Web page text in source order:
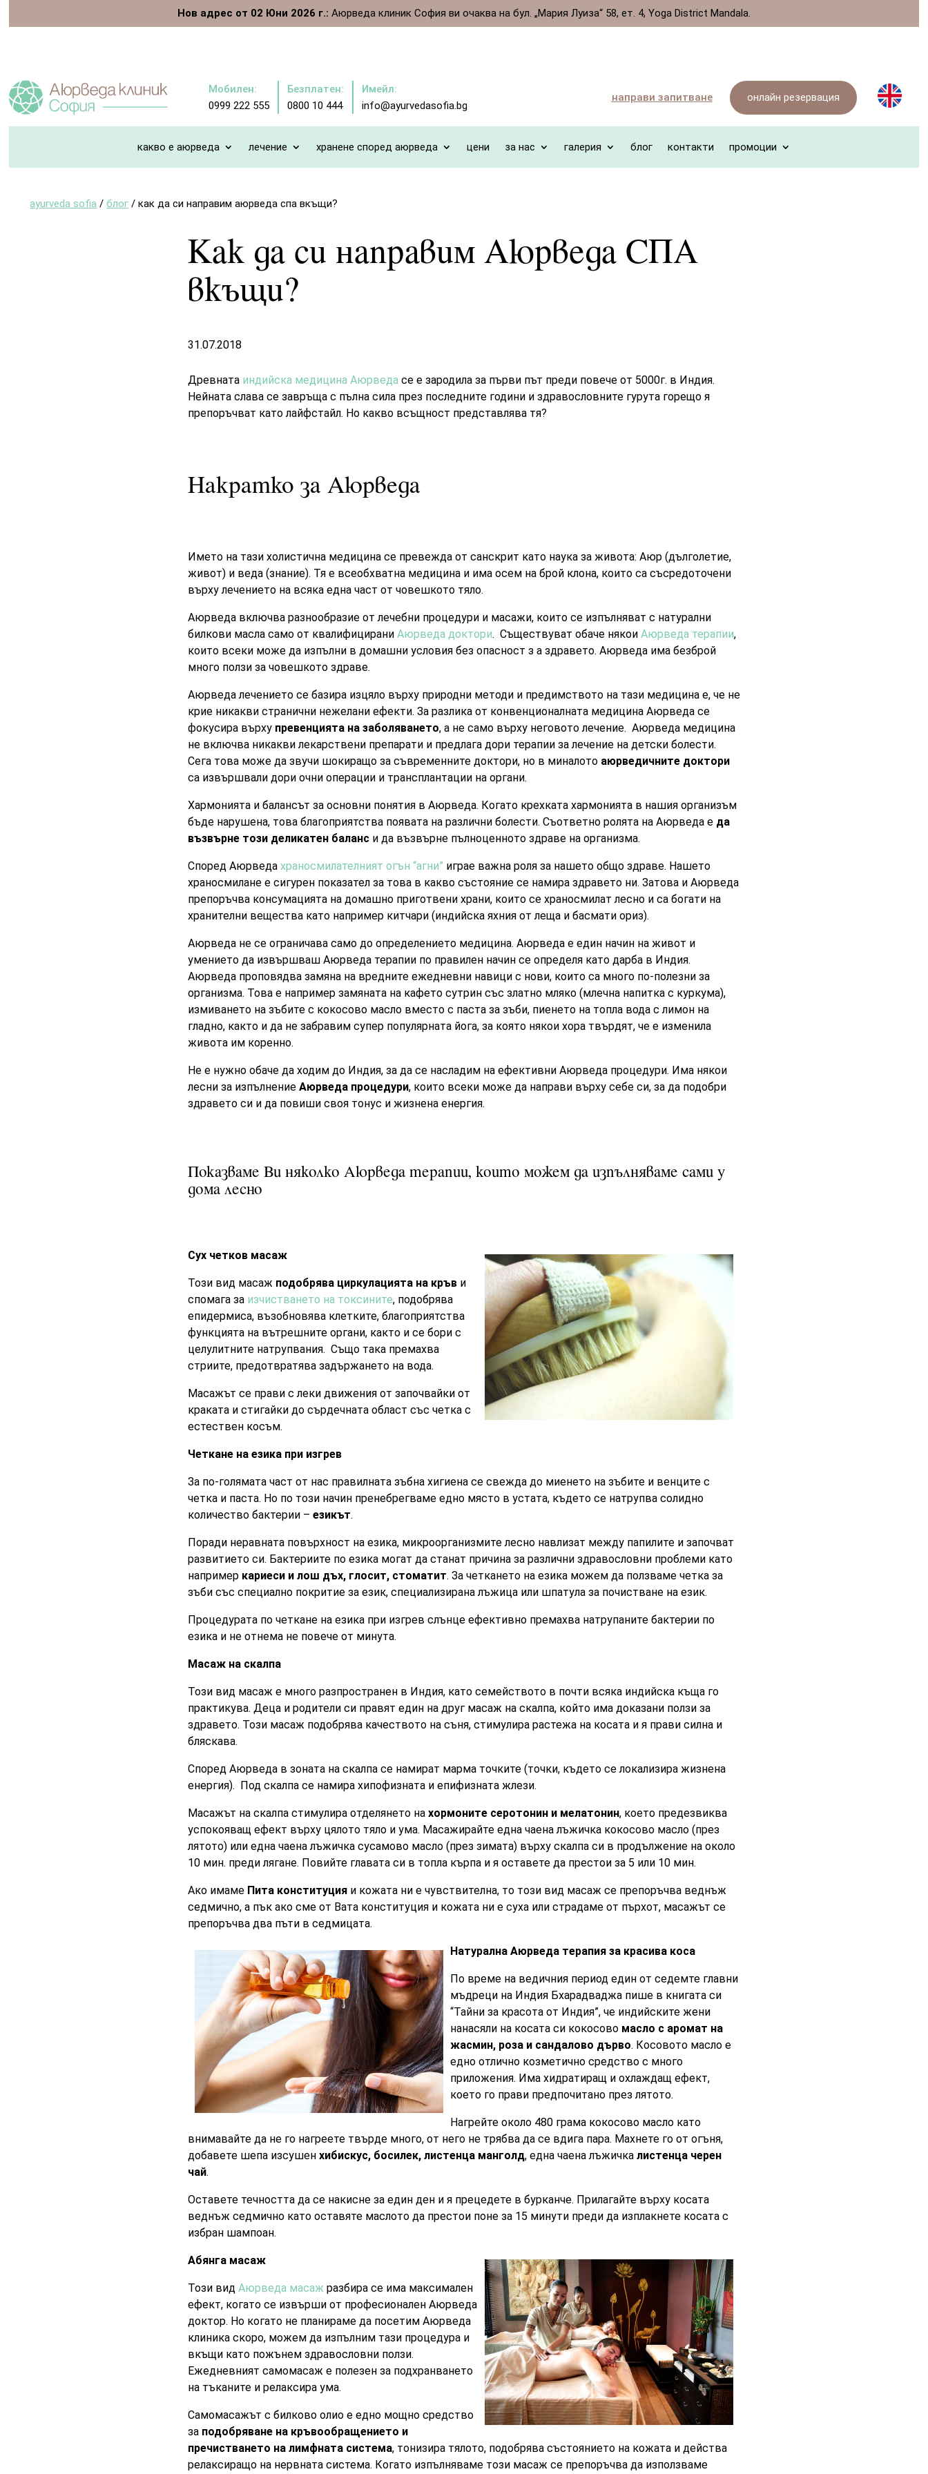
Нов адрес от 02 Юни 2026 г.: Аюрведа клиник София ви очаква на бул. „Мария Луиза“ 58, ет. 4, Yoga District Mandala.
Мобилен:
0999 222 555
Безплатен:
0800 10 444
Имейл:
info@ayurvedasofia.bg
направи запитване онлайн резервация
какво е аюрведа лечение хранене според аюрведа цени за нас галерия блог контакти промоции
ayurveda sofia /блог /как да си направим аюрведа спа вкъщи?
Как да си направим Аюрведа СПА
вкъщи?
31.07.2018
Древната индийска медицина Аюрведасе е зародила за първи път преди повече от 5000г. в Индия.
Нейната слава се завръща с пълна сила през последните години и здравословните гурута горeщо я
препоръчват като лайфстайл. Но какво всъщност представлява тя?
Накратко за Аюрведа
Името на тази холистична медицина се превежда от санскрит като наука за живота: Аюр (дълголетие,
живот) и веда (знание). Тя е всеобхватна медицина и има осем на брой клона, които са съсредоточени
върху лечението на всяка една част от човешкото тяло.
Аюрведа включва разнообразие от лечебни процедури и масажи, които се изпълняват с натурални
билкови масла само от квалифицирани Аюрведа доктори. Съществуват обаче някои Аюрведа терапии,
които всеки може да изпълни в домашни условия без опасност з а здравето. Аюрведа има безброй
много ползи за човешкото здраве.
Аюрведа лечението се базира изцяло върху природни методи и предимството на тази медицина е, че не
крие никакви странични нежелани ефекти. За разлика от конвенционалната медицина Аюрведа се
фокусира върху превенцията на заболяването, а не само върху неговото лечение. Аюрведа медицина
не включва никакви лекарствени препарати и предлага дори терапии за лечение на детски болести.
Сега това може да звучи шокиращо за съвременните доктори, но в миналото аюрведичните доктори
са извършвали дори очни операции и трансплантации на органи.
Хармонията и балансът за основни понятия в Аюрведа. Когато крехката хармонията в нашия организъм
бъде нарушена, това благоприятства появата на различни болести. Съответно ролята на Аюрведа е да
възвърне този деликатен баланси да възвърне пълноценното здраве на организма.
Според Аюрведахраносмилателният огън “агни” играе важна роля за нашето общо здраве. Нашето
храносмилане е сигурен показател за това в какво състояние се намира здравето ни. Затова и Аюрведа
препоръчва консумацията на домашно приготвени храни, които се храносмилат лесно и са богати на
хранителни вещества като например китчари (индийска яхния от леща и басмати ориз).
Аюрведа не се ограничава само до определението медицина. Аюрведа е един начин на живот и
умението да извършваш Аюрведа терапии по правилен начин се определя като дарба в Индия.
Аюрведа проповядва замяна на вредните ежедневни навици с нови, които са много по-полезни за
организма. Това е например замяната на кафето сутрин със златно мляко (млечна напитка с куркума),
измиването на зъбите с кокосово масло вместо с паста за зъби, пиенето на топла вода с лимон на
гладно, както и да не забравим супер популярната йога, за която някои хора твърдят, че е изменила
живота им коренно.
Не е нужно обаче да ходим до Индия, за да се насладим на ефективни Аюрведа процедури. Има някои
лесни за изпълнение Аюрведа процедури, които всеки може да направи върху себе си, за да подобри
здравето си и да повиши своя тонус и жизнена енергия.
Показваме Ви няколко Аюрведа терапии, които можем да изпълняваме сами у
дома лесно
Сух четков масаж
Този вид масаж подобрява циркулацията на кръви
спомага заизчистването на токсините, подобрява
епидермиса, възобновява клетките, благоприятства
функцията на вътрешните органи, както и се бори с
целулитните натрупвания. Също така премахва
стриите, предотвратява задържането на вода.
Масажът се прави с леки движения от започвайки от
краката и стигайки до сърдечната област със четка с
естествен косъм.
Четкане на езика при изгрев
За по-голямата част от нас правилната зъбна хигиена се свежда до миенето на зъбите и венците с
четка и паста. Но по този начин пренебрегваме едно място в устата, където се натрупва солидно
количество бактерии – езикът.
Поради неравната повърхност на езика, микроорганизмите лесно навлизат между папилите и започват
развитието си. Бактериите по езика могат да станат причина за различни здравословни проблеми като
например кариеси и лош дъх, глосит, стоматит. За четкането на езика можем да ползваме четка за
зъби със специално покритие за език, специализирана лъжица или шпатула за почистване на език.
Процедурата по четкане на езика при изгрев слънце ефективно премахва натрупаните бактерии по
езика и не отнема не повече от минута.
Масаж на скалпа
Този вид масаж е много разпространен в Индия, като семейството в почти всяка индийска къща го
практикува. Деца и родители си правят един на друг масаж на скалпа, който има доказани ползи за
здравето. Този масаж подобрява качеството на съня, стимулира растежа на косата и я прави силна и
бляскава.
Според Аюрведа в зоната на скалпа се намират марма точките (точки, където се локализира жизнена
енергия). Под скалпа се намира хипофизната и епифизната жлези.
Масажът на скалпа стимулира отделянето на хормоните серотонин и мелатонин, което предезвиква
успокояващ ефект върху цялото тяло и ума. Масажирайте една чаена лъжичка кокосово масло (през
лятото) или една чаена лъжичка сусамово масло (през зимата) върху скалпа си в продължение на около
10 мин. преди лягане. Повийте главата си в топла кърпа и я оставете да престои за 5 или 10 мин.
Ако имамеПита конституция и кожата ни е чувствителна, то този вид масаж се препоръчва веднъж
седмично, а пък ако сме от Вата конституция и кожата ни е суха или страдаме от пърхот, масажът се
препоръчва два пъти в седмицата.
Натурална Аюрведа терапия за красива коса
По време на ведичния период един от седемте главни
мъдреци на Индия Бхарадваджа пише в книгата си
“Тайни за красота от Индия”, че индийските жени
нанасяли на косата си кокосовомасло с аромат на
жасмин, роза и сандалово дърво. Косовото масло е
едно отлично козметично средство с много
приложения. Има хидратиращ и охлаждащ ефект,
което го прави предпочитано през лятото.
Нагрейте около 480 грама кокосово масло като
внимавайте да не го нагреете твърде много, от него не трябва да се вдига пара. Махнете го от огъня,
добавете шепа изсушен хибискус, босилек, листенца манголд, една чаена лъжичка листенца черен
чай.
Оставете течността да се накисне за един ден и я прецедете в бурканче. Прилагайте върху косата
веднъж седмично като оставяте маслото да престои поне за 15 минути преди да изплакнете косата с
избран шампоан.
Абянга масаж
Този вид Аюрведа масаж разбира се има максимален
ефект, когато се извърши от професионален Аюрведа
доктор. Но когато не планираме да посетим Аюрведа
клиника скоро, можем да изпълним тази процедура и
вкъщи като пожънем здравословни ползи.
Ежедневният самомасаж е полезен за подхранването
на тъканите и релаксира ума.
Самомасажът с билково олио е едно мощно средство
за подобряване на кръвообращението и
пречистването на лимфната система, тонизира тялото, подобрява състоянието на кожата и действа
релаксиращо на нервната система. Когато изпълняваме този масаж се препоръчва да използваме